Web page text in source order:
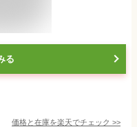
る
価格と在庫を楽天でチェック >>